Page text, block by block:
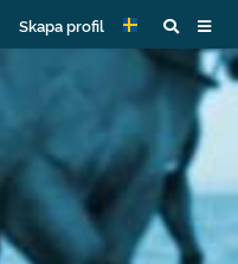
Skapa profil